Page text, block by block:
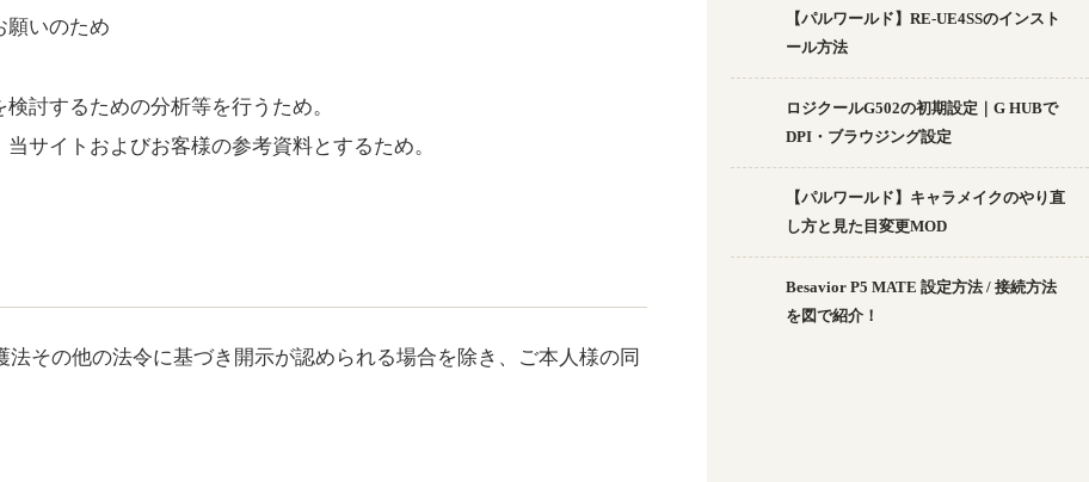
願いのため
討するための分析等を行うため。
サイトおよびお客様の参考資料とするため。
その他の法令に基づき開示が認められる場合を除き、ご本人様の同
【パルワールド】RE-UE4SSのインスト
ール方法
ロジクールG502の初期設定｜G HUBで
DPI・ブラウジング設定
【パルワールド】キャラメイクのやり直
し方と見た目変更MOD
Besavior P5 MATE 設定方法 / 接続方法
を図で紹介！